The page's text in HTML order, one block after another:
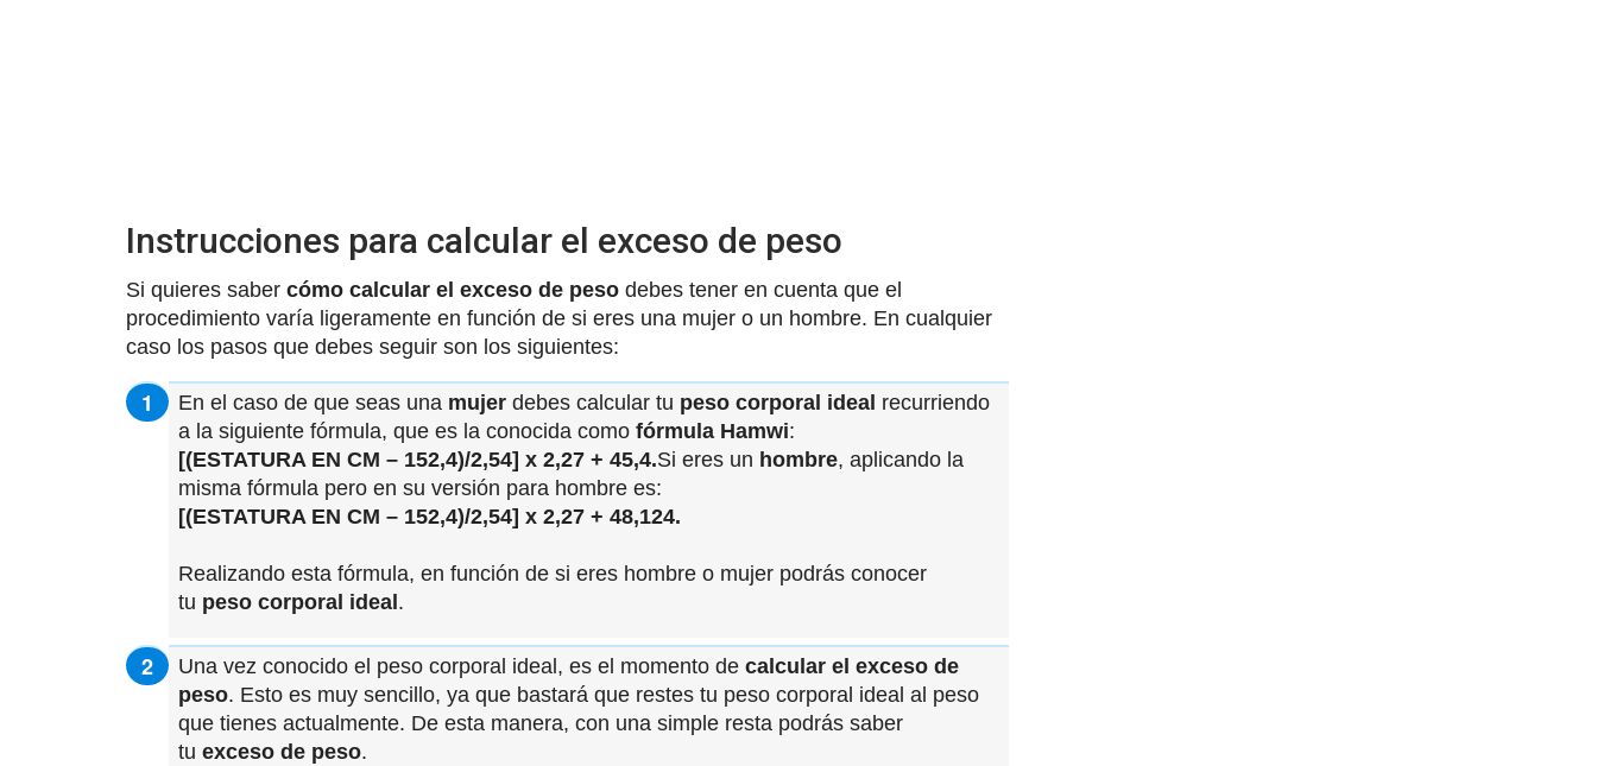
Instrucciones para calcular el exceso de peso
Si quieres saber cómo calcular el exceso de peso debes tener en cuenta que el
procedimiento varía ligeramente en función de si eres una mujer o un hombre. En cualquier
caso los pasos que debes seguir son los siguientes:
En el caso de que seas una mujer debes calcular tu peso corporal ideal recurriendo
a la siguiente fórmula, que es la conocida como fórmula Hamwi:
[(ESTATURA EN CM – 152,4)/2,54] x 2,27 + 45,4.Si eres un hombre, aplicando la
misma fórmula pero en su versión para hombre es:
[(ESTATURA EN CM – 152,4)/2,54] x 2,27 + 48,124.
Realizando esta fórmula, en función de si eres hombre o mujer podrás conocer
tu peso corporal ideal .
Una vez conocido el peso corporal ideal, es el momento de calcular el exceso de
peso. Esto es muy sencillo, ya que bastará que restes tu peso corporal ideal al peso
que tienes actualmente. De esta manera, con una simple resta podrás saber
tu exceso de peso.